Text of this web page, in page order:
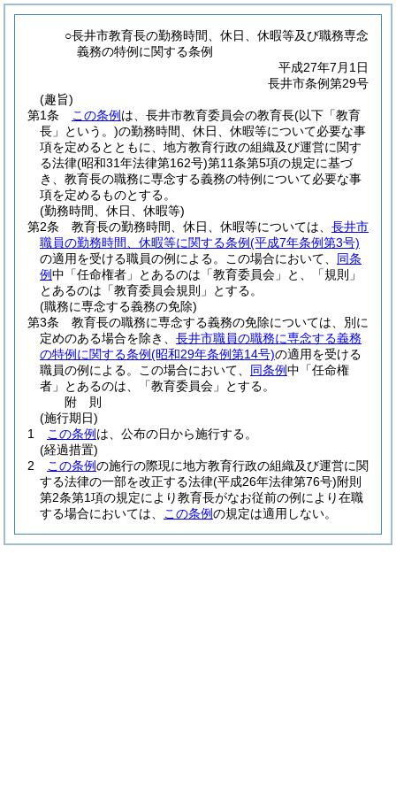
○長井市教育長の勤務時間、休日、休暇等及び職務専念
義務の特例に関する条例
平成27年7月1日
長井市条例第29号
(趣旨)
第1条
この条例 は、長井市教育委員会の教育長(以下「教育
長」という。)の勤務時間、休日、休暇等について必要な事
項を定めるとともに、地方教育行政の組織及び運営に関す
る法律(昭和31年法律第162号)第11条第5項の規定に基づ
き、教育長の職務に専念する義務の特例について必要な事
項を定めるものとする。
(勤務時間、休日、休暇等)
第2条
教育長の勤務時間、休日、休暇等については、 長井市
職員の勤務時間、休暇等に関する条例(平成7年条例第3号)
の適用を受ける職員の例による。
この場合において、 同条
例中「任命権者」とあるのは「教育委員会」と、「規則」
とあるのは「教育委員会規則」とする。
(職務に専念する義務の免除)
第3条
教育長の職務に専念する義務の免除については、別に
定めのある場合を除き、 長井市職員の職務に専念する義務
の特例に関する条例(昭和29年条例第14号)の適用を受ける
職員の例による。
この場合において、 同条例中「任命権
者」とあるのは、「教育委員会」とする。
附 則
(施行期日)
1
この条例 は、公布の日から施行する。
(経過措置)
2
この条例の施行の際現に地方教育行政の組織及び運営に関
する法律の一部を改正する法律(平成26年法律第76号)附則
第2条第1項の規定により教育長がなお従前の例により在職
する場合においては、
この条例の規定は適用しない。